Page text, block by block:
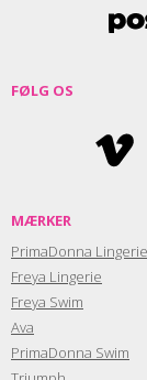
FØLG OS
MÆRKER
PrimaDonna Lingerie
Freya Lingerie
Freya Swim
Ava
PrimaDonna Swim